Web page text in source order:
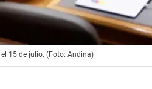
15 de julio. (Foto: Andina)